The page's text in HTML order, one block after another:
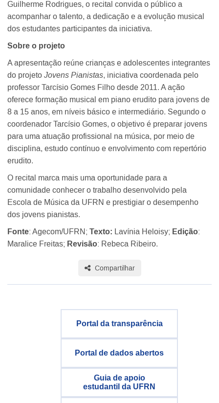
Guilherme Rodrigues, o recital convida o público a
acompanhar o talento, a dedicação e a evolução musical
dos estudantes participantes da iniciativa.
Sobre o projeto
A apresentação reúne crianças e adolescentes integrantes
do projeto Jovens Pianistas, iniciativa coordenada pelo
professor Tarcísio Gomes Filho desde 2011. A ação
oferece formação musical em piano erudito para jovens de
8 a 15 anos, em níveis básico e intermediário. Segundo o
coordenador Tarcísio Gomes, o objetivo é preparar jovens
para uma atuação profissional na música, por meio de
disciplina, estudo contínuo e envolvimento com repertório
erudito.
O recital marca mais uma oportunidade para a
comunidade conhecer o trabalho desenvolvido pela
Escola de Música da UFRN e prestigiar o desempenho
dos jovens pianistas.
Fonte: Agecom/UFRN; Texto: Lavínia Heloisy; Edição:
Maralice Freitas; Revisão: Rebeca Ribeiro.
Compartilhar
Portal da transparência
Portal de dados abertos
Guia de apoio
estudantil da UFRN